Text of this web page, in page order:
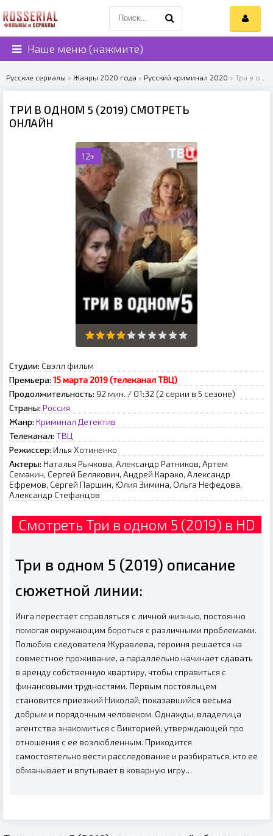
Наше меню (нажмите)
Русские сериалы » Жанры 2020 года » Русский криминал 2020 » Три в одном 5 (2019)
ТРИ В ОДНОМ 5 (2019) СМОТРЕТЬ
ОНЛАЙН
12+
Студии: Свэлл фильм
Премьера: 15 марта 2019 (телеканал ТВЦ)
Продолжительность: 92 мин. / 01:32 (2 серии в 5 сезоне)
Страны: Россия
Жанр: Криминал Детектив
Телеканал: ТВЦ
Режиссер: Илья Хотиненко
Актеры: Наталья Рычкова, Александр Ратников, Артем
Семакин, Сергей Белякович, Андрей Карако, Александр
Ефремов, Сергей Паршин, Юлия Зимина, Ольга Нефедова,
Александр Стефанцов
Смотреть Три в одном 5 (2019) в HD
Три в одном 5 (2019) описание
сюжетной линии:
Инга перестает справляться с личной жизнью, постоянно
помогая окружающим бороться с различными проблемами.
Полюбив следователя Журавлева, героиня решается на
совместное проживание, а параллельно начинает сдавать
в аренду собственную квартиру, чтобы справиться с
финансовыми трудностями. Первым постояльцем
становится приезжий Николай, показавшийся весьма
добрым и порядочным человеком. Однажды, владелица
агентства знакомиться с Викторией, утверждающей про
отношения с ее возлюбленным. Приходится
самостоятельно вести расследование и разбираться, кто ее
обманывает и впутывает в коварную игру…